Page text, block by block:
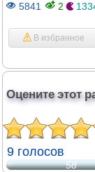
5841 2
В избранное
Оцените этот
9 голосов
58